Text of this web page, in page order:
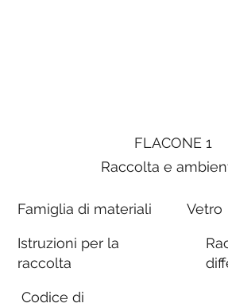
FLACONE 1
Raccolta e
Famiglia di materiali
Istruzioni per la
raccolta
Codice di
Vetro